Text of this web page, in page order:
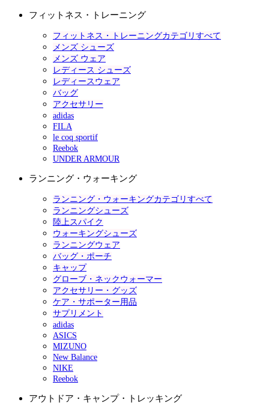
フィットネス・トレーニング
フィットネス・トレーニングカテゴリすべて
メンズ シューズ
メンズ ウェア
レディース シューズ
レディースウェア
バッグ
アクセサリー
adidas
FILA
le coq sportif
Reebok
UNDER ARMOUR
ランニング・ウォーキング
ランニング・ウォーキングカテゴリすべて
ランニングシューズ
陸上スパイク
ウォーキングシューズ
ランニングウェア
バッグ・ポーチ
キャップ
グローブ・ネックウォーマー
アクセサリー・グッズ
ケア・サポーター用品
サプリメント
adidas
ASICS
MIZUNO
New Balance
NIKE
Reebok
アウトドア・キャンプ・トレッキング